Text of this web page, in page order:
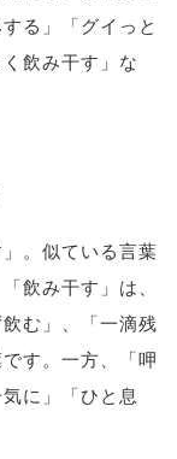
る」「グイっと
飲み干す」な
。似ている言葉
飲み干す」は、
む」、「一滴残
す。一方、「呷
に」「ひと息